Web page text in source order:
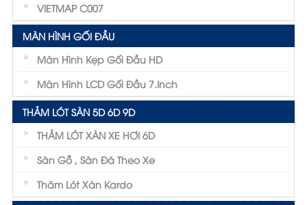
VIETMAP C007
MÀN HÌNH GỐI ĐẦU
Màn Hình Kẹp Gối Đầu HD
Màn Hình LCD Gối Đầu 7.inch
THẢM LÓT SÀN 5D 6D 9D
THẢM LÓT XÀN XE HƠI 6D
Sàn Gỗ , Sàn Đá Theo Xe
Thãm Lót Xàn Kardo